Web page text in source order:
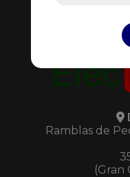
Ramblas de
(Gran